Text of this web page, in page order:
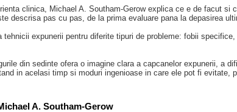
clinica, Michael A. Southam-Gerow explica ce e de facut si
descrisa pas cu pas, de la prima evaluare pana la depasirea
tehnicii expunerii pentru diferite tipuri de probleme: fobii
din sedinte ofera o imagine clara a capcanelor expunerii, a
in acelasi timp si moduri ingenioase in care ele pot fi evitate,
A. Southam-Gerow